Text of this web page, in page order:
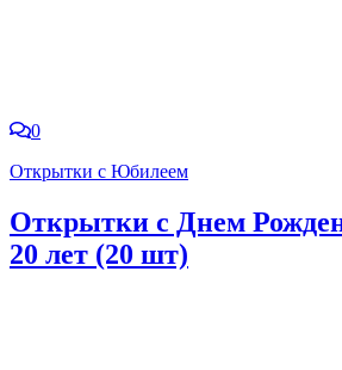
0
Открытки с Юбилеем
Открытки с Днем
20 лет (20 шт)